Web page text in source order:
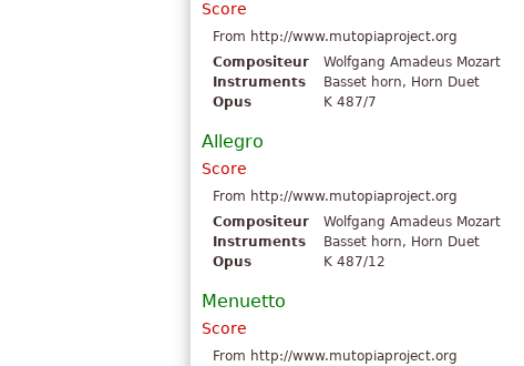
Score
From http://www.mutopiaproject.org
Compositeur
Wolfgang Amadeus Mozart
Instruments
Basset horn, Horn Duet
Opus
K 487/7
Allegro
Score
From http://www.mutopiaproject.org
Compositeur
Wolfgang Amadeus Mozart
Instruments
Basset horn, Horn Duet
Opus
K 487/12
Menuetto
Score
From http://www.mutopiaproject.org